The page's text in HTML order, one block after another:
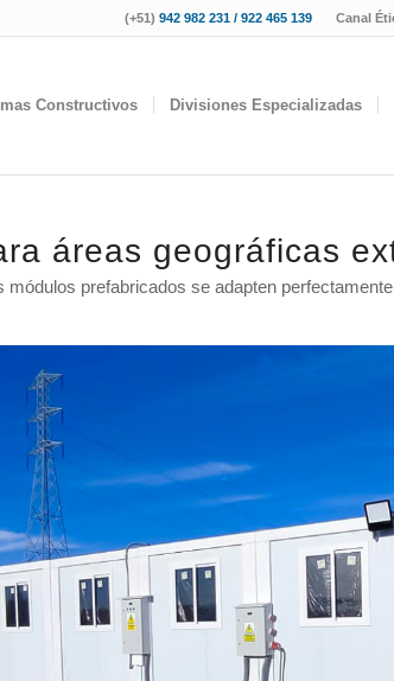
Canal
(+51) 942 982 231 / 922 465 139
Constructivos Divisiones Especializadas
áreas geográficas
prefabricados se adapten